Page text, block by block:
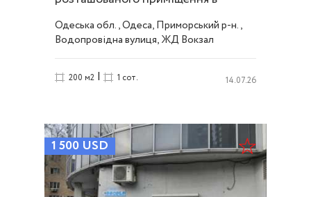
районі Вокзалу ID 53795
Одеська обл., Одеса, Приморський р-н.,
Водопровідна вулиця, ЖД Вокзал
200 м2 | 1 сот. 14.07.26
1 500 USD